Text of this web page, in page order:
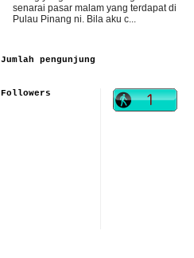
senarai pasar malam yang terdapat di
Pulau Pinang ni. Bila aku c...
Jumlah pengunjung
Followers